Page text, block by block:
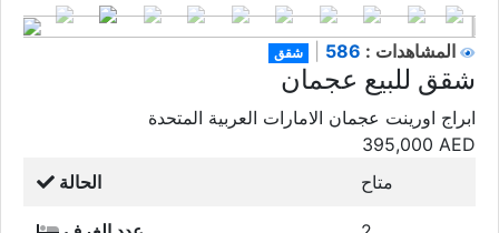
شقق المشاهدات :
شقق للبيع عجمان
ابراج اورينت عجمان الامارات العربية المتحدة
395,000 AED
الحالة
متاح